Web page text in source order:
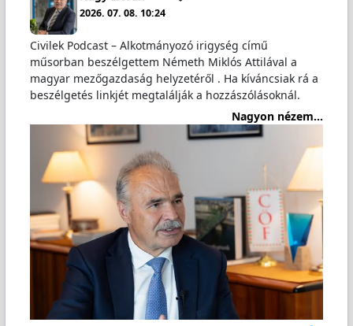
2026. 07. 08. 10:24
Civilek Podcast – Alkotmányozó irigység című
műsorban beszélgettem Németh Miklós Attilával a
magyar mezőgazdaság helyzetéről . Ha kíváncsiak rá a
beszélgetés linkjét megtalálják a hozzászólásoknál.
Nagyon nézem...